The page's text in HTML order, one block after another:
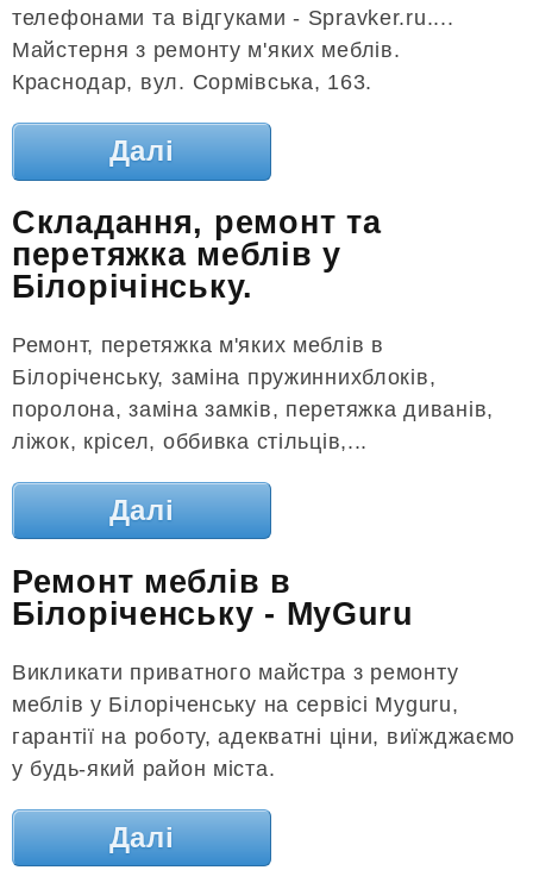
телефонами та відгуками - Spravker.ru....
Майстерня з ремонту м'яких меблів.
Краснодар, вул. Сормівська, 163.
Далі
Складання, ремонт та
перетяжка меблів у
Білорічінську.
Ремонт, перетяжка м'яких меблів в
Білоріченську, заміна пружиннихблоків,
поролона, заміна замків, перетяжка диванів,
ліжок, крісел, оббивка стільців,...
Далі
Ремонт меблів в
Білоріченську - MyGuru
Викликати приватного майстра з ремонту
меблів у Білоріченську на сервісі Myguru,
гарантії на роботу, адекватні ціни, виїжджаємо
у будь-який район міста.
Далі